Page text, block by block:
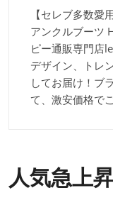
【セレブ多数
アンクルブーツ
ピー通販専門店
デザイン、トレ
してお届け！ブ
て、激安価格でご
人気急上